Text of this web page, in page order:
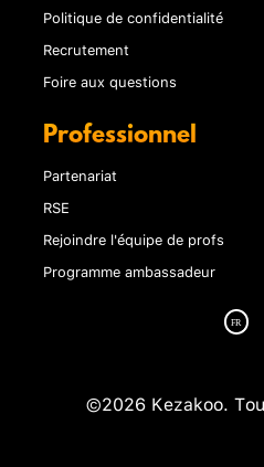
Politique de confidentialité
Recrutement
Foire aux questions
Professionnel
Partenariat
RSE
Rejoindre l'équipe de profs
Programme ambassadeur
©2026 Kezakoo.